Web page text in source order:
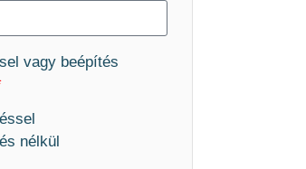
vagy beépítés
nélkül